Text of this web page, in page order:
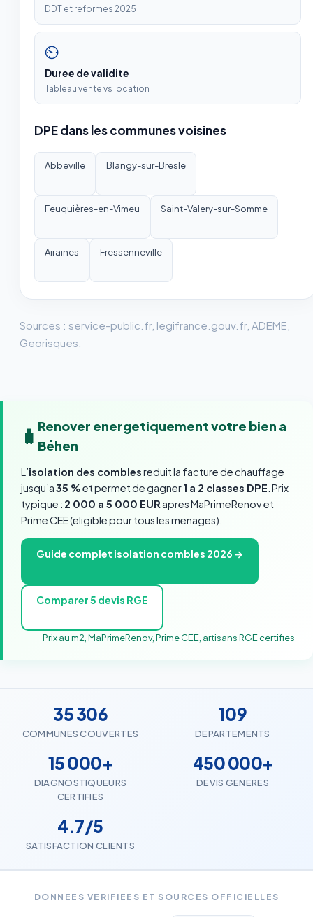
DDT et reformes 2025
⏲
Duree de validite
Tableau vente vs location
DPE dans les communes voisines
Abbeville Blangy-sur-Bresle
Feuquières-en-Vimeu Saint-Valery-sur-Somme
Airaines Fressenneville
Sources : service-public.fr, legifrance.gouv.fr, ADEME,
Georisques.
🧳 Renover energetiquement votre bien a
Béhen
L’isolation des comblesreduit la facture de chauffage
jusqu’a35 %et permet de gagner1 a 2 classes DPE . Prix
typique : 2 000 a 5 000 EUR apres MaPrimeRenov et
Prime CEE (eligible pour tous les menages).
Guide complet isolation combles 2026 →
Comparer 5 devis RGE
Prix au m2, MaPrimeRenov, Prime CEE, artisans RGE certifies
35 306
COMMUNES COUVERTES
109
DEPARTEMENTS
15 000+
DIAGNOSTIQUEURS
CERTIFIES
450 000+
DEVIS GENERES
4.7/5
SATISFACTION CLIENTS
DONNEES VERIFIEES ET SOURCES OFFICIELLES